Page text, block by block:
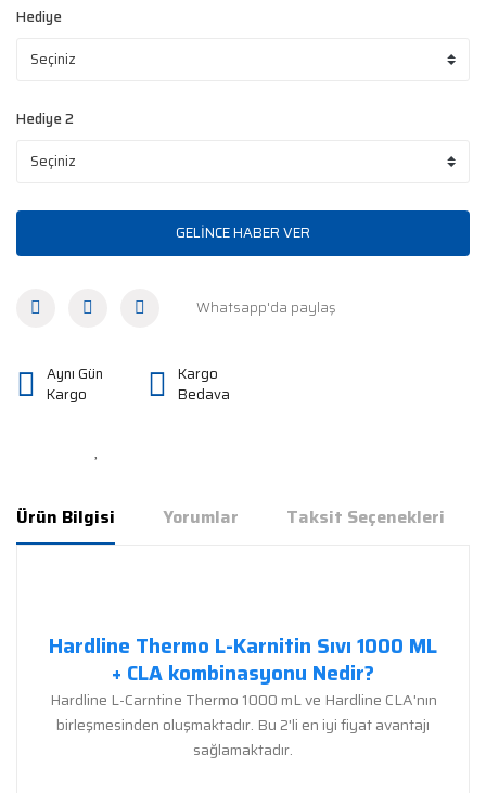
Hediye
Hediye 2
GELİNCE HABER VER
Whatsapp'da paylaş
Aynı Gün
Kargo
Kargo
Bedava
Ürün Bilgisi Yorumlar Taksit Seçenekleri
Hardline Thermo L-Karnitin Sıvı 1000 ML
+ CLA kombinasyonu Nedir?
Hardline L-Carntine Thermo 1000 mL ve Hardline CLA'nın
birleşmesinden oluşmaktadır. Bu 2'li en iyi fiyat avantajı
sağlamaktadır.